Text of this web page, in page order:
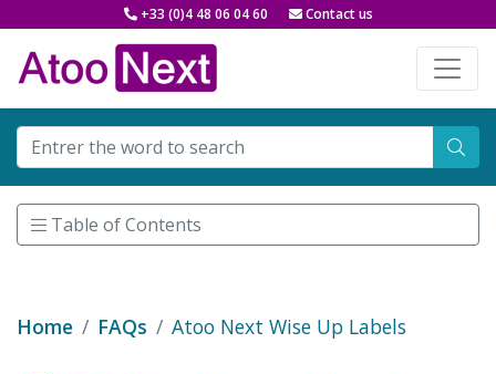
+33 (0)4 48 06 04 60 Contact us
Table of Contents
Home FAQs Atoo Next Wise Up Labels